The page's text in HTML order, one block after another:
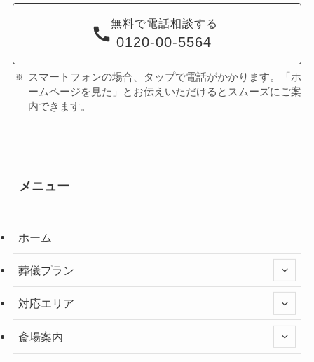
無料で電話相談する
0120-00-5564
スマートフォンの場合、タップで電話がかかります。「ホ
ームページを見た」とお伝えいただけるとスムーズにご案
内できます。
メニュー
ホーム
葬儀プラン
対応エリア
斎場案内